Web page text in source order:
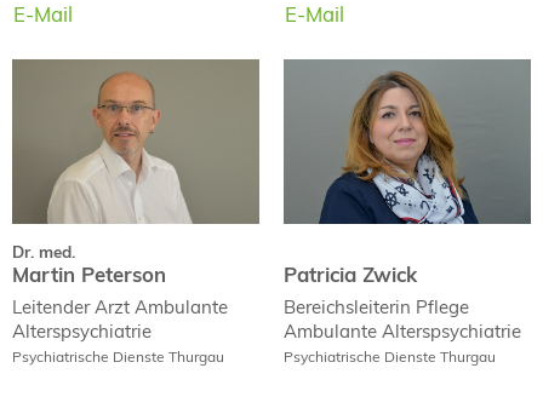
E-Mail E-Mail
Dr. med.
Martin Peterson
Leitender Arzt Ambulante
Alterspsychiatrie
Psychiatrische Dienste Thurgau
Martin Peterson
Patricia Zwick
Bereichsleiterin Pflege
Ambulante Alterspsychiatrie
Psychiatrische Dienste Thurgau
Patricia Zwick